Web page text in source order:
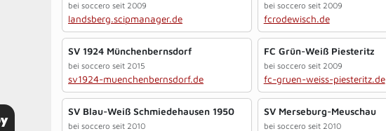
bei soccero seit 2009
landsberg.scipmanager.de
bei soccero seit 2009
fcrodewisch.de
SV 1924 Münchenbernsdorf
bei soccero seit 2015
sv1924-muenchenbernsdorf.de
FC Grün-Weiß Piesteritz
bei soccero seit 2009
fc-gruen-weiss-piesteritz.de
SV Blau-Weiß Schmiedehausen 1950
bei soccero seit 2010
SV Merseburg-Meuschau
bei soccero seit 2010